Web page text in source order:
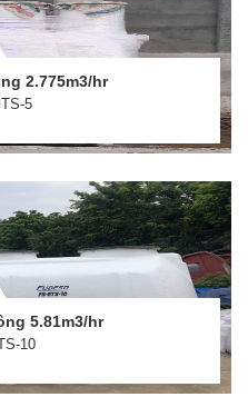
2.775m3/hr
5
5.81m3/hr
10